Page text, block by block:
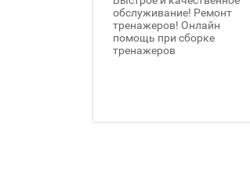
обслуживание! Ремонт
тренажеров! Онлайн
помощь при сборке
тренажеров